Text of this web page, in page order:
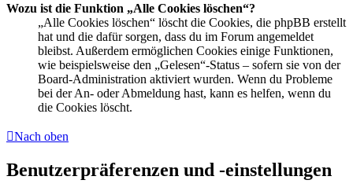
Wozu ist die Funktion „Alle Cookies löschen“?
„Alle Cookies löschen“ löscht die Cookies, die phpBB erstellt
hat und die dafür sorgen, dass du im Forum angemeldet
bleibst. Außerdem ermöglichen Cookies einige Funktionen,
wie beispielsweise den „Gelesen“-Status – sofern sie von der
Board-Administration aktiviert wurden. Wenn du Probleme
bei der An- oder Abmeldung hast, kann es helfen, wenn du
die Cookies löscht.
Nach oben
Benutzerpräferenzen und -einstellungen